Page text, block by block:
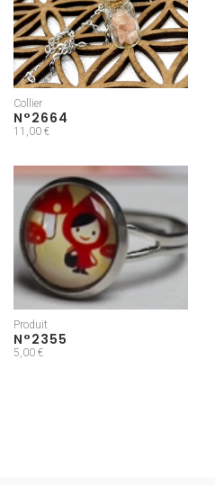
Collier
N°2664
11,00 €
Produit
N°2355
5,00 €